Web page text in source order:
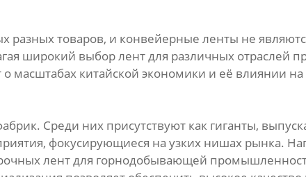
разных товаров, и конвейерные ленты не
широкий выбор лент для различных отраслей
масштабах китайской экономики и её влиянии
Среди них присутствуют как гиганты,
фокусирующиеся на узких нишах рынка.
лент для горнодобывающей